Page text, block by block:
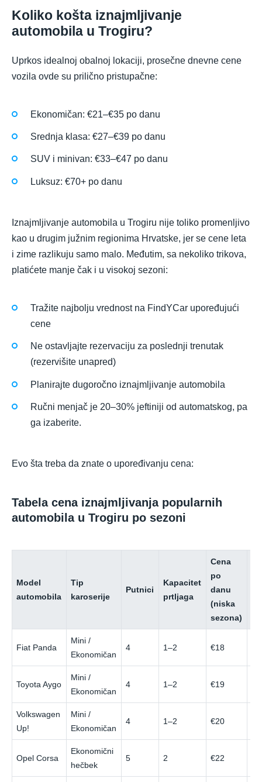
Koliko košta iznajmljivanje
automobila u Trogiru?
Uprkos idealnoj obalnoj lokaciji, prosečne dnevne cene
vozila ovde su prilično pristupačne:
Ekonomičan: €21–€35 po danu
Srednja klasa: €27–€39 po danu
SUV i minivan: €33–€47 po danu
Luksuz: €70+ po danu
Iznajmljivanje automobila u Trogiru nije toliko promenljivo
kao u drugim južnim regionima Hrvatske, jer se cene leta
i zime razlikuju samo malo. Međutim, sa nekoliko trikova,
platićete manje čak i u visokoj sezoni:
Tražite najbolju vrednost na FindYCar upoređujući
cene
Ne ostavljajte rezervaciju za poslednji trenutak
(rezervišite unapred)
Planirajte dugoročno iznajmljivanje automobila
Ručni menjač je 20–30% jeftiniji od automatskog, pa
ga izaberite.
Evo šta treba da znate o upoređivanju cena:
Tabela cena iznajmljivanja popularnih
automobila u Trogiru po sezoni
Model
automobila
Tip
karoserije
Putnici
Kapacitet
prtljaga
Cena
po
danu
(niska
sezona)
Fiat Panda
Mini /
Ekonomičan
4 1–2 €18
Toyota Aygo
Mini /
Ekonomičan
4 1–2 €19
Volkswagen
Up!
Mini /
Ekonomičan
4 1–2 €20
Opel Corsa
Ekonomični
hečbek
5 2 €22